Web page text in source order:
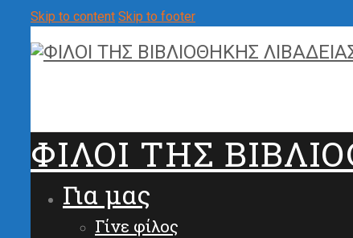
Skip to content Skip to footer
ΦΙΛΟΙ ΤΗΣ
Για μας
Γίνε φίλος